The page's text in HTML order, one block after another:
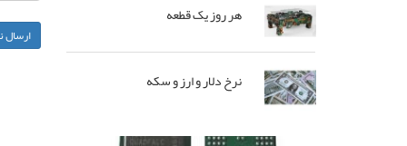
هر روز یک قطعه
نرخ دلار و ارز و سکه